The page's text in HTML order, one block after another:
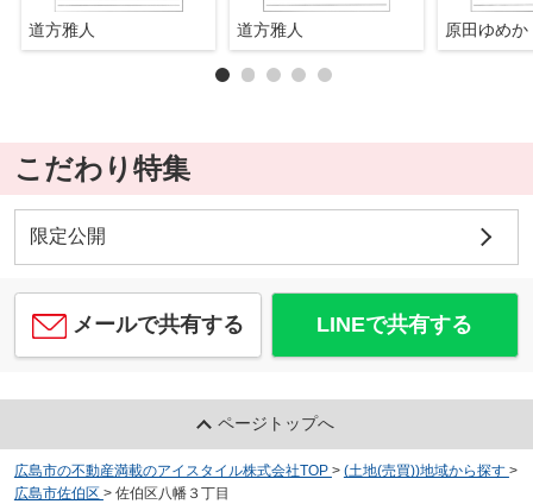
道方雅人 道方雅人 原田ゆめか
こだわり特集
限定公開
メールで共有する LINEで共有する
ページトップへ
広島市の不動産満載のアイスタイル株式会社TOP > (土地(売買))地域から探す >
広島市佐伯区 > 佐伯区八幡３丁目